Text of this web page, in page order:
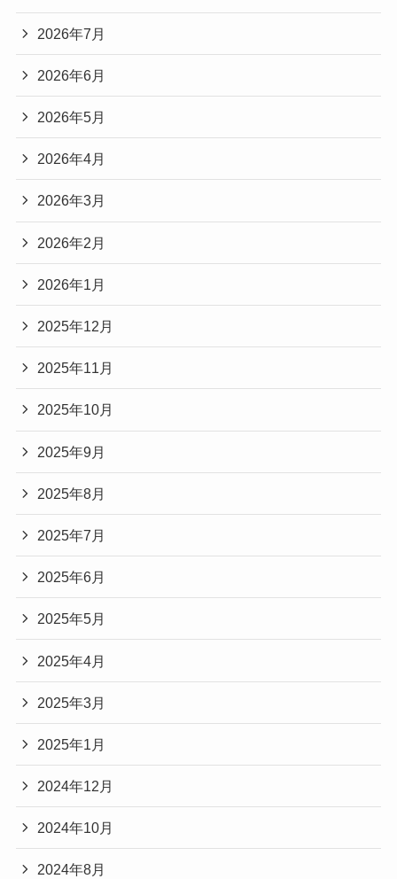
2026年7月
2026年6月
2026年5月
2026年4月
2026年3月
2026年2月
2026年1月
2025年12月
2025年11月
2025年10月
2025年9月
2025年8月
2025年7月
2025年6月
2025年5月
2025年4月
2025年3月
2025年1月
2024年12月
2024年10月
2024年8月